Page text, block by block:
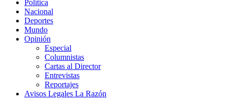
Política
Nacional
Deportes
Mundo
Opinión
Especial
Columnistas
Cartas al Director
Entrevistas
Reportajes
Avisos Legales La Razón